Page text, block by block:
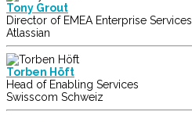
Tony Grout
Director of EMEA Enterprise Services
Atlassian
Torben Höft
Head of Enabling Services
Swisscom Schweiz